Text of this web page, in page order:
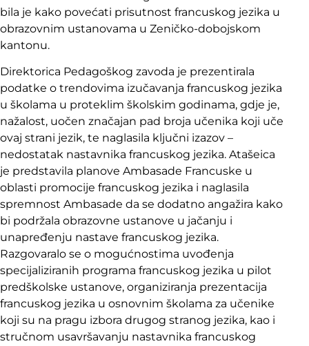
bila je kako povećati prisutnost francuskog jezika u
obrazovnim ustanovama u Zeničko-dobojskom
kantonu.
Direktorica Pedagoškog zavoda je prezentirala
podatke o trendovima izučavanja francuskog jezika
u školama u proteklim školskim godinama, gdje je,
nažalost, uočen značajan pad broja učenika koji uče
ovaj strani jezik, te naglasila ključni izazov –
nedostatak nastavnika francuskog jezika. Atašeica
je predstavila planove Ambasade Francuske u
oblasti promocije francuskog jezika i naglasila
spremnost Ambasade da se dodatno angažira kako
bi podržala obrazovne ustanove u jačanju i
unapređenju nastave francuskog jezika.
Razgovaralo se o mogućnostima uvođenja
specijaliziranih programa francuskog jezika u pilot
predškolske ustanove, organiziranja prezentacija
francuskog jezika u osnovnim školama za učenike
koji su na pragu izbora drugog stranog jezika, kao i
stručnom usavršavanju nastavnika francuskog